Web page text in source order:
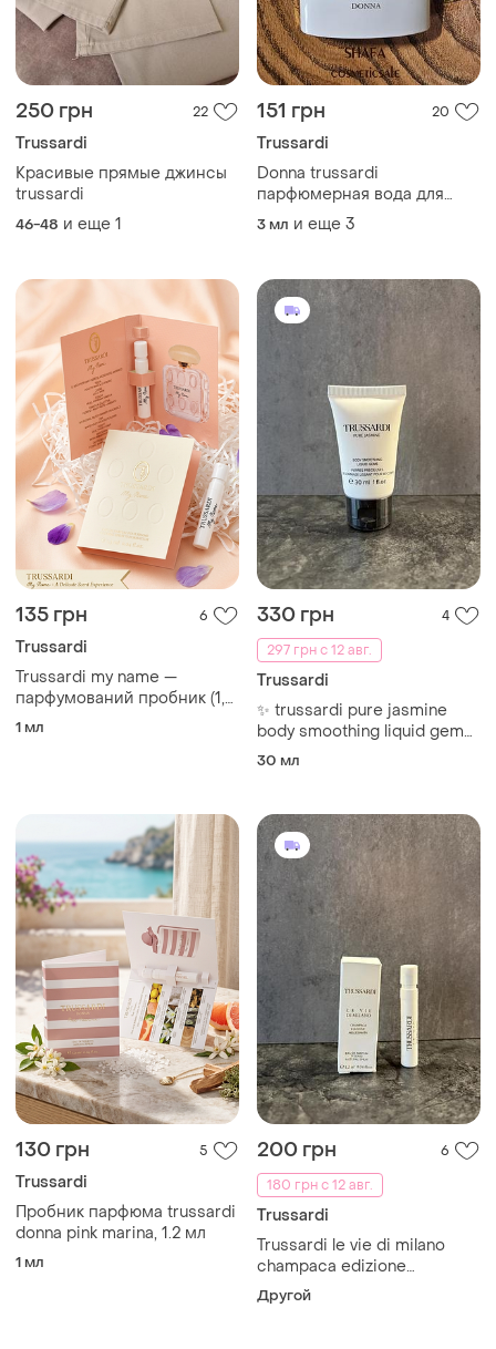
250 грн 22
Trussardi
Красивые прямые джинсы
trussardi
46-48 и еще 1
151 грн 20
Trussardi
Donna trussardi
парфюмерная вода для
женщин распив отливант
3 мл и еще 3
135 грн 6
Trussardi
Trussardi my name —
парфумований пробник (1,2
мл)
1 мл
330 грн
4
297 грн с 12 авг.
Trussardi
✨ trussardi pure jasmine
body smoothing liquid gems
30 мл | парфумований
запакований
30 мл
130 грн 5
Trussardi
Пробник парфюма trussardi
donna pink marina, 1.2 мл
1 мл
200 грн
6
180 грн с 12 авг.
Trussardi
Trussardi le vie di milano
champaca edizione
millesimata 1,2 мл | новий |
оригінал пробник семпл
Другой